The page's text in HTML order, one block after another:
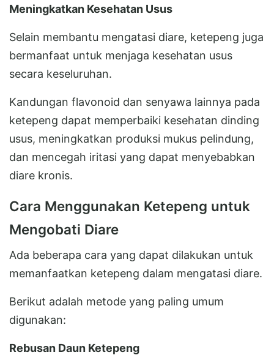
Meningkatkan Kesehatan Usus
Selain membantu mengatasi diare, ketepeng juga
bermanfaat untuk menjaga kesehatan usus
secara keseluruhan.
Kandungan flavonoid dan senyawa lainnya pada
ketepeng dapat memperbaiki kesehatan dinding
usus, meningkatkan produksi mukus pelindung,
dan mencegah iritasi yang dapat menyebabkan
diare kronis.
Cara Menggunakan Ketepeng untuk
Mengobati Diare
Ada beberapa cara yang dapat dilakukan untuk
memanfaatkan ketepeng dalam mengatasi diare.
Berikut adalah metode yang paling umum
digunakan:
Rebusan Daun Ketepeng